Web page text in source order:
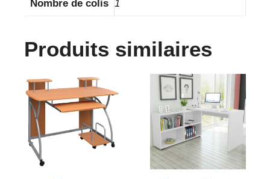
Nombre de colis 1
Produits similaires